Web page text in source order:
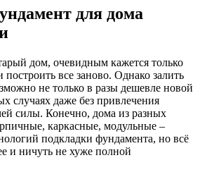
влажности и глубины промерзания
в основных видах фундамента,
очередь определяются такими
и влажность грунта. Только
тип фундамента, можно
залить фундамент под дом. Цена в
решающим фактором. Самый